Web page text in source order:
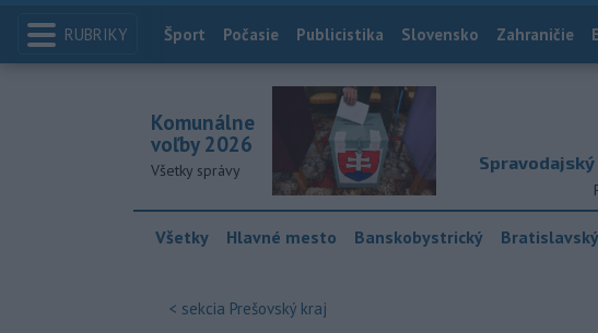
RUBRIKY Index
Šport Počasie Publicistika Slovensko Zahraničie
Komunálne
voľby 2026
Všetky správy
Všetky Hlavné mesto Banskobystrický Bratislavský
< sekcia Prešovský kraj